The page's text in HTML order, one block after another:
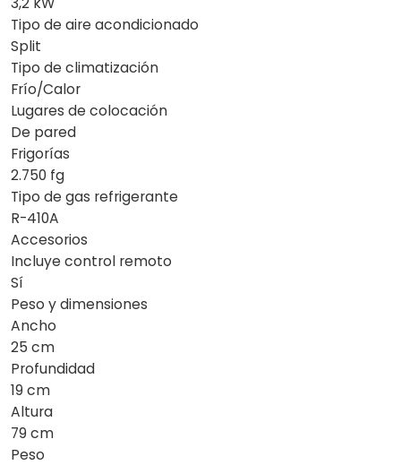
Tipo de aire acondicionado
Split
Tipo de climatización
Frío/Calor
Lugares de colocación
De pared
Frigorías
2.750 fg
Tipo de gas refrigerante
R-410A
Accesorios
Incluye control remoto
Sí
Peso y dimensiones
Ancho
25 cm
Profundidad
19 cm
Altura
79 cm
Peso